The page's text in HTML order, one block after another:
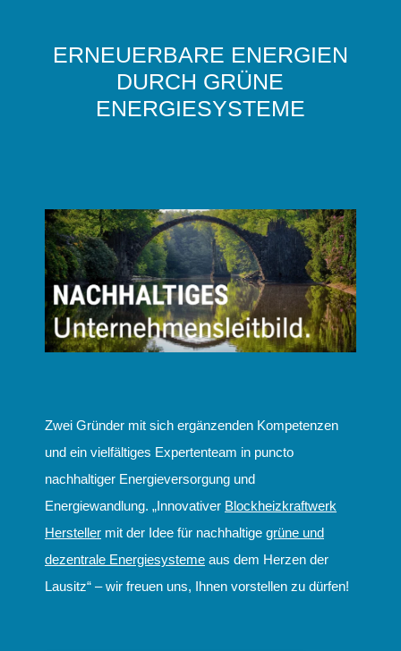
ERNEUERBARE ENERGIEN
DURCH GRÜNE
ENERGIESYSTEME
Zwei Gründer mit sich ergänzenden Kompetenzen
und ein vielfältiges Expertenteam in puncto
nachhaltiger Energieversorgung und
Energiewandlung. „Innovativer Blockheizkraftwerk
Hersteller mit der Idee für nachhaltige grüne und
dezentrale Energiesysteme aus dem Herzen der
Lausitz“ – wir freuen uns, Ihnen vorstellen zu dürfen!